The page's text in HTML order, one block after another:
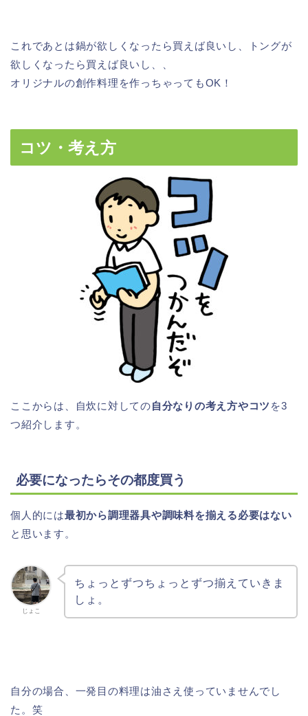
これであとは鍋が欲しくなったら買えば良いし、トングが
欲しくなったら買えば良いし、、
オリジナルの創作料理を作っちゃってもOK！
コツ・考え方
ここからは、自炊に対しての自分なりの考え方やコツ を3
つ紹介します。
必要になったらその都度買う
個人的には最初から調理器具や調味料を揃える必要はない
と思います。
じょこ
ちょっとずつちょっとずつ揃えていきま
しょ。
自分の場合、一発目の料理は油さえ使っていませんでし
た。笑